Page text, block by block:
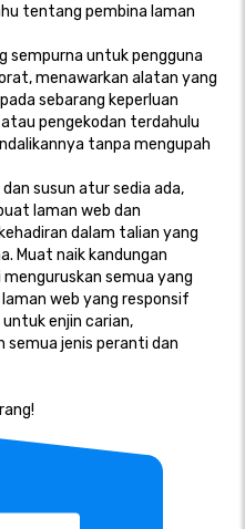
tentang pembina laman
sempurna untuk pengguna
menawarkan alatan yang
sebarang keperluan
pengekodan terdahulu
tanpa mengupah
susun atur sedia ada,
laman web dan
dalam talian yang
Muat naik kandungan
semua yang
web yang responsif
enjin carian,
semua jenis peranti dan